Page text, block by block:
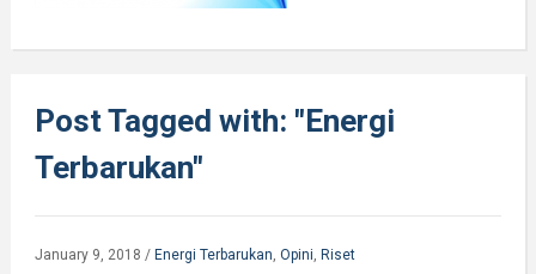
Post Tagged with: "Energi
Terbarukan"
January 9, 2018 / Energi Terbarukan, Opini, Riset